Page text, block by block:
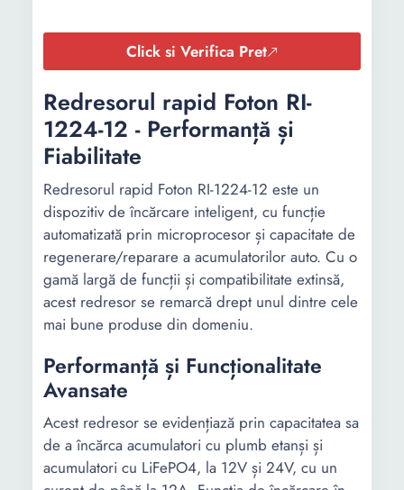
Click si Verifica Pret
Redresorul rapid Foton RI-
1224-12 - Performanță și
Fiabilitate
Redresorul rapid Foton RI-1224-12 este un
dispozitiv de încărcare inteligent, cu funcție
automatizată prin microprocesor și capacitate de
regenerare/reparare a acumulatorilor auto. Cu o
gamă largă de funcții și compatibilitate extinsă,
acest redresor se remarcă drept unul dintre cele
mai bune produse din domeniu.
Performanță și Funcționalitate
Avansate
Acest redresor se evidențiază prin capacitatea sa
de a încărca acumulatori cu plumb etanși și
acumulatori cu LiFePO4, la 12V și 24V, cu un